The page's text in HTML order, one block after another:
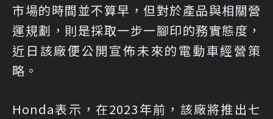
市場的時間並不算早，但對於產品與相關營
運規劃，則是採取一步一腳印的務實態度，
近日該廠便公開宣佈未來的電動車經營策
略。
Honda表示，在2023年前，該廠將推出七